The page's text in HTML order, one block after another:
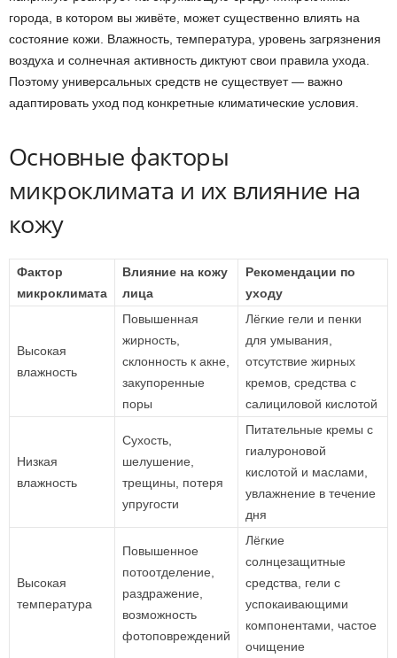
города, в котором вы живёте, может существенно влиять на
состояние кожи. Влажность, температура, уровень загрязнения
воздуха и солнечная активность диктуют свои правила ухода.
Поэтому универсальных средств не существует — важно
адаптировать уход под конкретные климатические условия.
Основные факторы
микроклимата и их влияние на
кожу
Фактор
микроклимата
Влияние на кожу
лица
Рекомендации по
уходу
Высокая
влажность
Повышенная
жирность,
склонность к акне,
закупоренные
поры
Лёгкие гели и пенки
для умывания,
отсутствие жирных
кремов, средства с
салициловой кислотой
Низкая
влажность
Сухость,
шелушение,
трещины, потеря
упругости
Питательные кремы с
гиалуроновой
кислотой и маслами,
увлажнение в течение
дня
Высокая
температура
Повышенное
потоотделение,
раздражение,
возможность
фотоповреждений
Лёгкие
солнцезащитные
средства, гели с
успокаивающими
компонентами, частое
очищение